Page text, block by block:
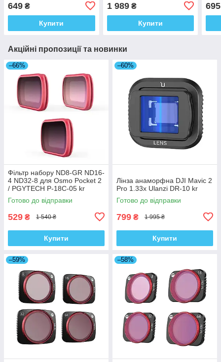
649 ₴
Купити
1 989₴
Купити
695
Акційні пропозиції та новинки
–66%
Фільтр набору ND8-GR ND16-
4 ND32-8 для Osmo Pocket 2
/ PGYTECH P-18C-05 kr
Готово до відправки
529 ₴ 1 540 ₴
Купити
–60%
Лінза анаморфна DJI Mavic 2
Pro 1.33x Ulanzi DR-10 kr
Готово до відправки
799 ₴ 1 995 ₴
Купити
–59% –58%